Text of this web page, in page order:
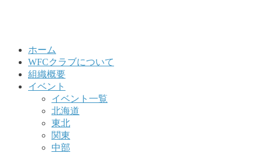
ホーム
WFCクラブについて
組織概要
イベント
イベント一覧
北海道
東北
関東
中部